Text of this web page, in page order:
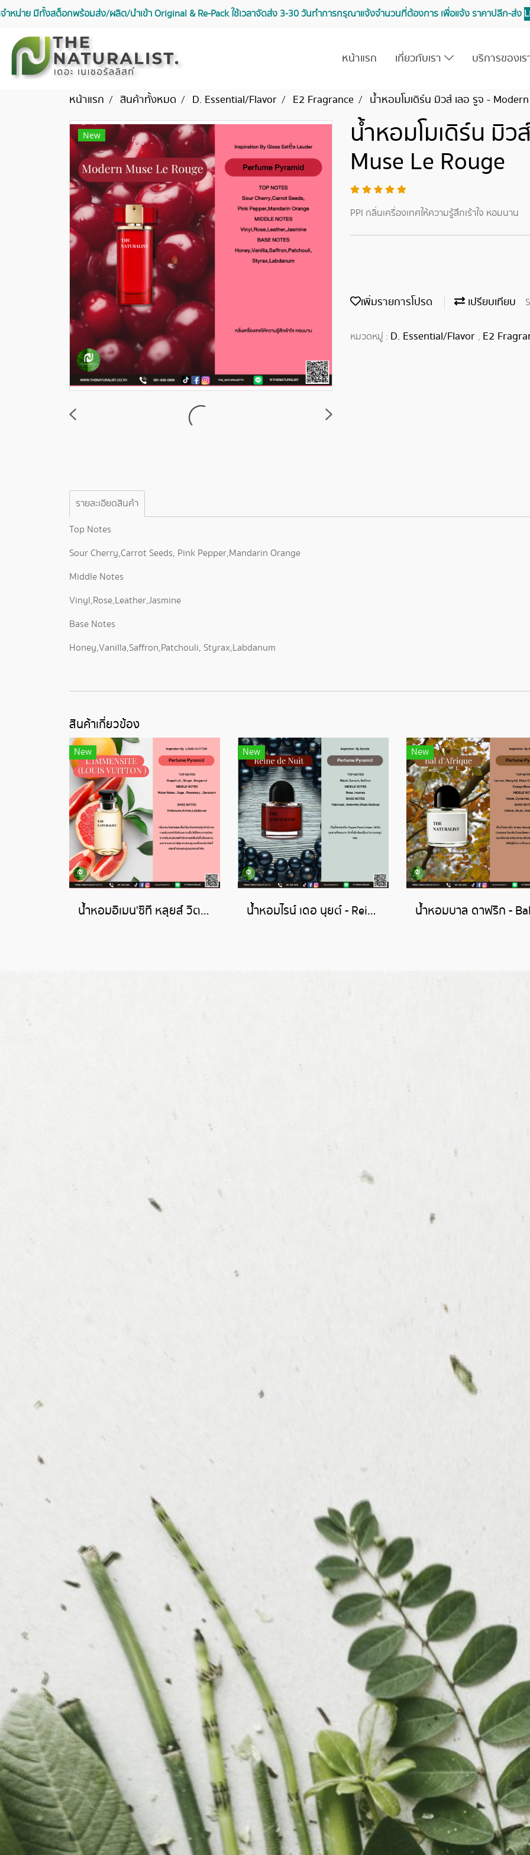
น่าย มีทั้งสต็อกพร้อมส่ง/ผลิต/นำเข้า Original & Re-Pack ใช้เวลาจัดส่ง 3-30 วันทำการ กรุณาแจ้งจำนวนที่ต้องการ เพื่อแจ้ง ราคาปลีก-ส่ง
หน้าแรก เกี่ยวกับเรา บริการของเ
หน้าแรก สินค้าทั้งหมด D. Essential/Flavor E2 Fragrance น้ำหอมโมเดิร์น มิวส์ เลอ รูจ -
New
น้ำหอมโมเดิร์น มิว
Muse Le Rouge
PPI กลิ่นเครื่องเทศให้ความรู้สึกเร้าใจ หอมนาน
เพิ่มรายการโปรด เปรียบเทียบ
หมวดหมู่ : D. Essential/Flavor , E2
รายละเอียดสินค้า
Top Notes
Sour Cherry,Carrot Seeds, Pink Pepper,Mandarin Orange
Middle Notes
Vinyl,Rose,Leather,Jasmine
Base Notes
Honey,Vanilla,Saffron,Patchouli, Styrax,Labdanum
สินค้าเกี่ยวข้อง
New
น้ำหอมอิเมน'ซิที หลุยส์ วิตตองL'IMMENSITE (LOUIS VUITTON )
New
น้ำหอมไรน์ เดอ นุยต์ - Reine de Nuit
New